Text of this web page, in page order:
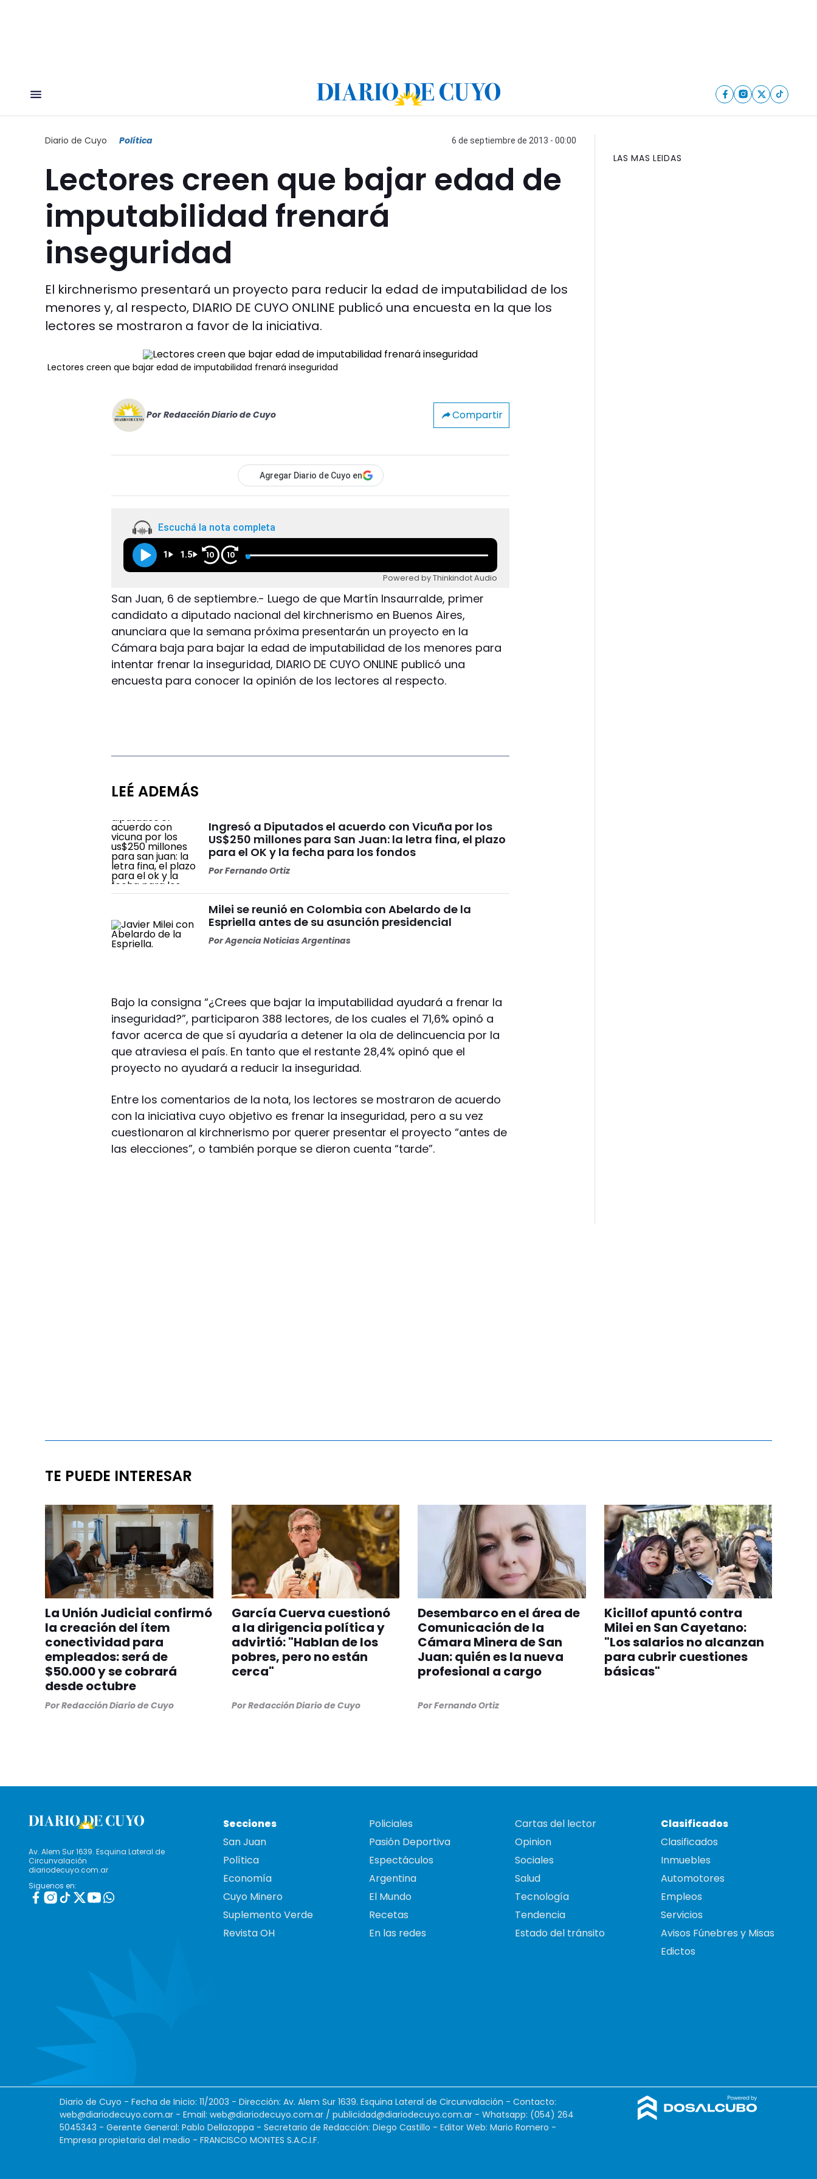
Diario de Cuyo Política 6 de septiembre de 2013 - 00:00
Lectores creen que bajar edad de
imputabilidad frenará
inseguridad
El kirchnerismo presentará un proyecto para reducir la edad de imputabilidad de los
menores y, al respecto, DIARIO DE CUYO ONLINE publicó una encuesta en la que los
lectores se mostraron a favor de la iniciativa.
Lectores creen que bajar edad de imputabilidad frenará inseguridad
Por Redacción Diario de Cuyo Compartir
Agregar Diario de Cuyo en
Escuchá la nota completa
1 1.5 10 10
Powered by Thinkindot Audio
San Juan, 6 de septiembre.- Luego de que Martín Insaurralde, primer
candidato a diputado nacional del kirchnerismo en Buenos Aires,
anunciara que la semana próxima presentarán un proyecto en la
Cámara baja para bajar la edad de imputabilidad de los menores para
intentar frenar la inseguridad, DIARIO DE CUYO ONLINE publicó una
encuesta para conocer la opinión de los lectores al respecto.
LEÉ ADEMÁS
Ingresó a Diputados el acuerdo con Vicuña por los
US$250 millones para San Juan: la letra fina, el plazo
para el OK y la fecha para los fondos
PorFernando Ortiz
Milei se reunió en Colombia con Abelardo de la
Espriella antes de su asunción presidencial
PorAgencia Noticias Argentinas
Bajo la consigna “¿Crees que bajar la imputabilidad ayudará a frenar la
inseguridad?”, participaron 388 lectores, de los cuales el 71,6% opinó a
favor acerca de que sí ayudaría a detener la ola de delincuencia por la
que atraviesa el país. En tanto que el restante 28,4% opinó que el
proyecto no ayudará a reducir la inseguridad.
Entre los comentarios de la nota, los lectores se mostraron de acuerdo
con la iniciativa cuyo objetivo es frenar la inseguridad, pero a su vez
cuestionaron al kirchnerismo por querer presentar el proyecto “antes de
las elecciones”, o también porque se dieron cuenta “tarde”.
LAS MAS LEIDAS
TE PUEDE INTERESAR
La Unión Judicial confirmó
la creación del ítem
conectividad para
empleados: será de
$50.000 y se cobrará
desde octubre
PorRedacción Diario de Cuyo
García Cuerva cuestionó
a la dirigencia política y
advirtió: "Hablan de los
pobres, pero no están
cerca"
PorRedacción Diario de Cuyo
Desembarco en el área de
Comunicación de la
Cámara Minera de San
Juan: quién es la nueva
profesional a cargo
PorFernando Ortiz
Kicillof apuntó contra
Milei en San Cayetano:
"Los salarios no alcanzan
para cubrir cuestiones
básicas"
Av. Alem Sur 1639. Esquina Lateral de
Circunvalación
diariodecuyo.com.ar
Siguenos en:
Secciones
San Juan
Política
Economía
Cuyo Minero
Suplemento Verde
Revista OH
Policiales
Pasión Deportiva
Espectáculos
Argentina
El Mundo
Recetas
En las redes
Cartas del lector
Opinion
Sociales
Salud
Tecnología
Tendencia
Estado del tránsito
Clasificados
Clasificados
Inmuebles
Automotores
Empleos
Servicios
Avisos Fúnebres y Misas
Edictos
Diario de Cuyo - Fecha de Inicio: 11/2003 - Dirección: Av. Alem Sur 1639. Esquina Lateral de Circunvalación - Contacto:
web@diariodecuyo.com.ar - Email: web@diariodecuyo.com.ar / publicidad@diariodecuyo.com.ar - Whatsapp: (054) 264
5045343 - Gerente General: Pablo Dellazoppa - Secretario de Redacción: Diego Castillo - Editor Web: Mario Romero -
Empresa propietaria del medio - FRANCISCO MONTES S.A.C.I.F.